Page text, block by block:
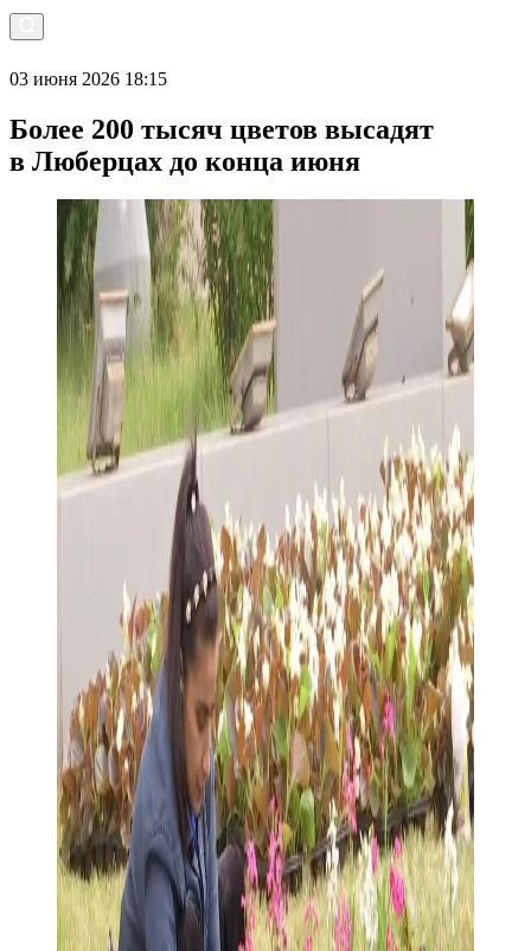
03 июня 2026 18:15
Более 200 тысяч цветов высадят
в Люберцах до конца июня